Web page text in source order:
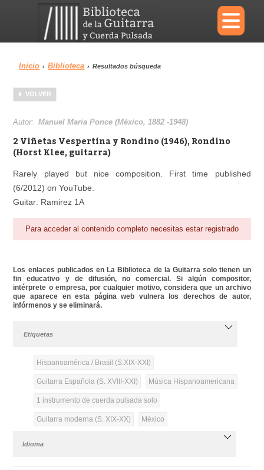
×
Menu
Biblioteca Diccionario
Área personal Reproductor
Inicio › Biblioteca › Resultados búsqueda
VOLVER
Autor:Manuel Maria Ponce (México, 1882 -1948)
2 Viñetas Vespertina y Rondino (1946), Rondino
(Horst Klee, guitarra)
Rarely played but nice composition. First time published
(6/2012) on YouTube.
Guitar: Ramirez 1A
Para acceder al contenido completo necesitas estar registrado
Los enlaces publicados en La Biblioteca de la Guitarra solo tienen un
fin educativo y de difusión, no comercial. Si algún compositor,
intérprete o empresa, por cualquier motivo, considera que un archivo
que aparece en esta página web vulnera los derechos de autor,
infórmenos y se eliminará.
Etiquetas
Hispanoamérica / Brasil (S.XIX-XXI)
Guitarra Española (S. XVIII-XXI) Música Hispanoamericana
1 instrumento de cuerda pulsada solo
Guitarra moderna (S. XIX-XX) México
Idioma